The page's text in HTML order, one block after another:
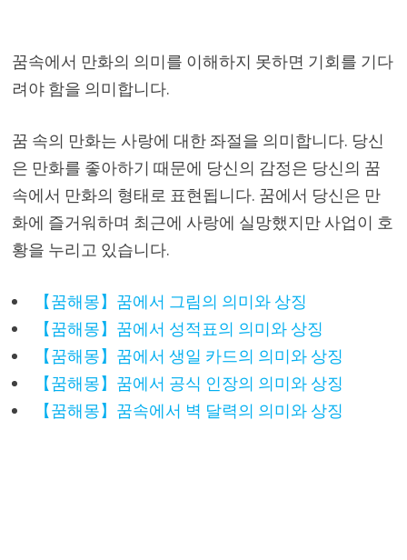
꿈속에서 만화의 의미를 이해하지 못하면 기회를 기다
려야 함을 의미합니다.
꿈 속의 만화는 사랑에 대한 좌절을 의미합니다. 당신
은 만화를 좋아하기 때문에 당신의 감정은 당신의 꿈
속에서 만화의 형태로 표현됩니다. 꿈에서 당신은 만
화에 즐거워하며 최근에 사랑에 실망했지만 사업이 호
황을 누리고 있습니다.
【꿈해몽】꿈에서 그림의 의미와 상징
【꿈해몽】꿈에서 성적표의 의미와 상징
【꿈해몽】꿈에서 생일 카드의 의미와 상징
【꿈해몽】꿈에서 공식 인장의 의미와 상징
【꿈해몽】꿈속에서 벽 달력의 의미와 상징